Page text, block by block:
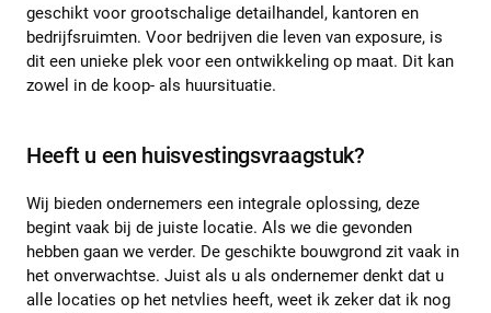
geschikt voor grootschalige detailhandel, kantoren en
bedrijfsruimten. Voor bedrijven die leven van exposure, is
dit een unieke plek voor een ontwikkeling op maat. Dit kan
zowel in de koop- als huursituatie.
Heeft u een huisvestingsvraagstuk?
Wij bieden ondernemers een integrale oplossing, deze
begint vaak bij de juiste locatie. Als we die gevonden
hebben gaan we verder. De geschikte bouwgrond zit vaak in
het onverwachtse. Juist als u als ondernemer denkt dat u
alle locaties op het netvlies heeft, weet ik zeker dat ik nog